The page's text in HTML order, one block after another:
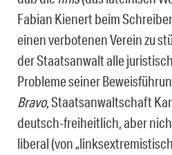
Fabian Kienert beim
einen verbotenen Verein zu
der Staatsanwalt alle
Probleme sei­ner
Bravo, Staatsanwaltschaft
deutsch-freiheitlich, aber
liberal (von